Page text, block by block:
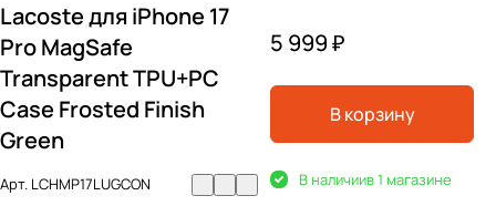
Lacoste для iPhone 17
Pro MagSafe
Transparent TPU+PC
Case Frosted Finish
Green
Арт. LCHMP17LUGCON
5 999 ₽
В корзину
В наличиив 1 магазине